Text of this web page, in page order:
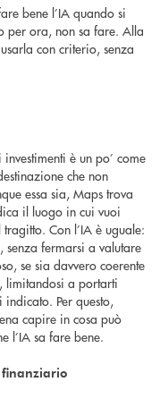
bene l’IA quando si
per ora, non sa fare. Alla
con criterio, senza
è un po’ come
che non
essa sia, Maps trova
il luogo in cui vuoi
Con l’IA è uguale:
fermarsi a valutare
se sia davvero coerente
limitandosi a portarti
Per questo,
capire in cosa può
l’IA sa fare bene.